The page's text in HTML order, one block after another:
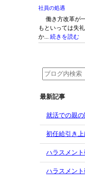
社員の処遇
働き方改革が
もといっては失
か... 続きを読む
最新記事
就活での親の
初任給引き
ハラスメン
ハラスメン